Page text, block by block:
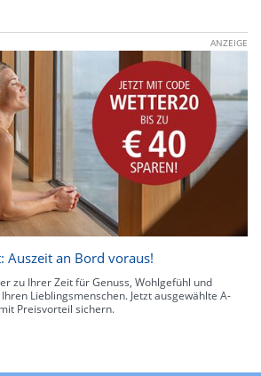
ANZEIGE
Auszeit an Bord voraus!
zu Ihrer Zeit für Genuss, Wohlgefühl und
Lieblingsmenschen. Jetzt ausgewählte A-
Preisvorteil sichern.